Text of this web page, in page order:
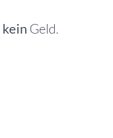
kein Geld.